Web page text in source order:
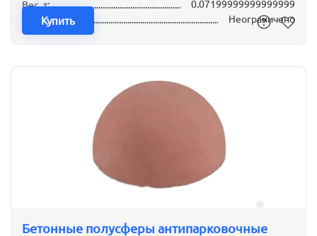
Вес, т:
0.07199999999999999
Наличие:
Неограничено
Купить
Бетонные полусферы антипарковочные